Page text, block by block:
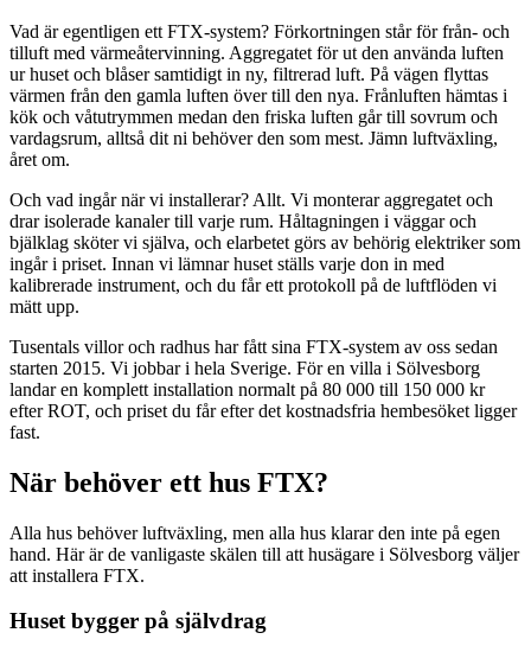
Vad är egentligen ett FTX-system? Förkortningen står för från- och
tilluft med värmeåtervinning. Aggregatet för ut den använda luften
ur huset och blåser samtidigt in ny, filtrerad luft. På vägen flyttas
värmen från den gamla luften över till den nya. Frånluften hämtas i
kök och våtutrymmen medan den friska luften går till sovrum och
vardagsrum, alltså dit ni behöver den som mest. Jämn luftväxling,
året om.
Och vad ingår när vi installerar? Allt. Vi monterar aggregatet och
drar isolerade kanaler till varje rum. Håltagningen i väggar och
bjälklag sköter vi själva, och elarbetet görs av behörig elektriker som
ingår i priset. Innan vi lämnar huset ställs varje don in med
kalibrerade instrument, och du får ett protokoll på de luftflöden vi
mätt upp.
Tusentals villor och radhus har fått sina FTX-system av oss sedan
starten 2015. Vi jobbar i hela Sverige. För en villa i Sölvesborg
landar en komplett installation normalt på 80 000 till 150 000 kr
efter ROT, och priset du får efter det kostnadsfria hembesöket ligger
fast.
När behöver ett hus FTX?
Alla hus behöver luftväxling, men alla hus klarar den inte på egen
hand. Här är de vanligaste skälen till att husägare i Sölvesborg väljer
att installera FTX.
Huset bygger på självdrag